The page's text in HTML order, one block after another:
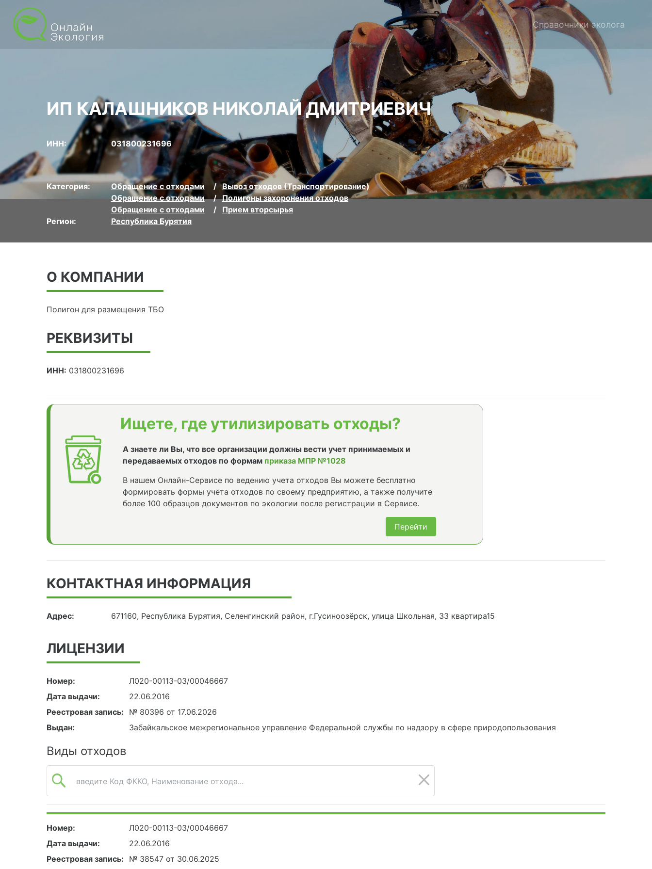
Справочники эколога
ИП КАЛАШНИКОВ НИКОЛАЙ ДМИТРИЕВИЧ
ИНН: 031800231696
Категория: Обращение с отходами
Вывоз отходов (Транспортирование)
Обращение с отходами
Полигоны захоронения отходов
Обращение с отходами
Прием вторсырья
Регион:
Республика Бурятия
О КОМПАНИИ
Полигон для размещения ТБО
РЕКВИЗИТЫ
ИНН: 031800231696
Ищете, где утилизировать отходы?
А знаете ли Вы, что все организации должны вести учет принимаемых и
передаваемых отходов по формам приказа МПР №1028
В нашем Онлайн-Сервисе по ведению учета отходов Вы можете бесплатно
формировать формы учета отходов по своему предприятию, а также получите
более 100 образцов документов по экологии после регистрации в Сервисе.
Перейти
КОНТАКТНАЯ ИНФОРМАЦИЯ
Адрес: 671160, Республика Бурятия, Селенгинский район, г.Гусиноозёрск, улица Школьная, 33 квартира15
ЛИЦЕНЗИИ
Номер:
Л020-00113-03/00046667
Дата выдачи:
22.06.2016
Реестровая запись:
№ 80396 от 17.06.2026
Выдан:
Забайкальское межрегиональное управление Федеральной службы по надзору в сфере природопользования
Виды отходов
введите Код ФККО, Наименование отхода...
Номер:
Л020-00113-03/00046667
Дата выдачи:
22.06.2016
Реестровая запись:
№ 38547 от 30.06.2025